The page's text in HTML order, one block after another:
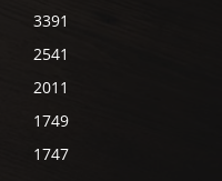
3391
2541
2011
1749
1747